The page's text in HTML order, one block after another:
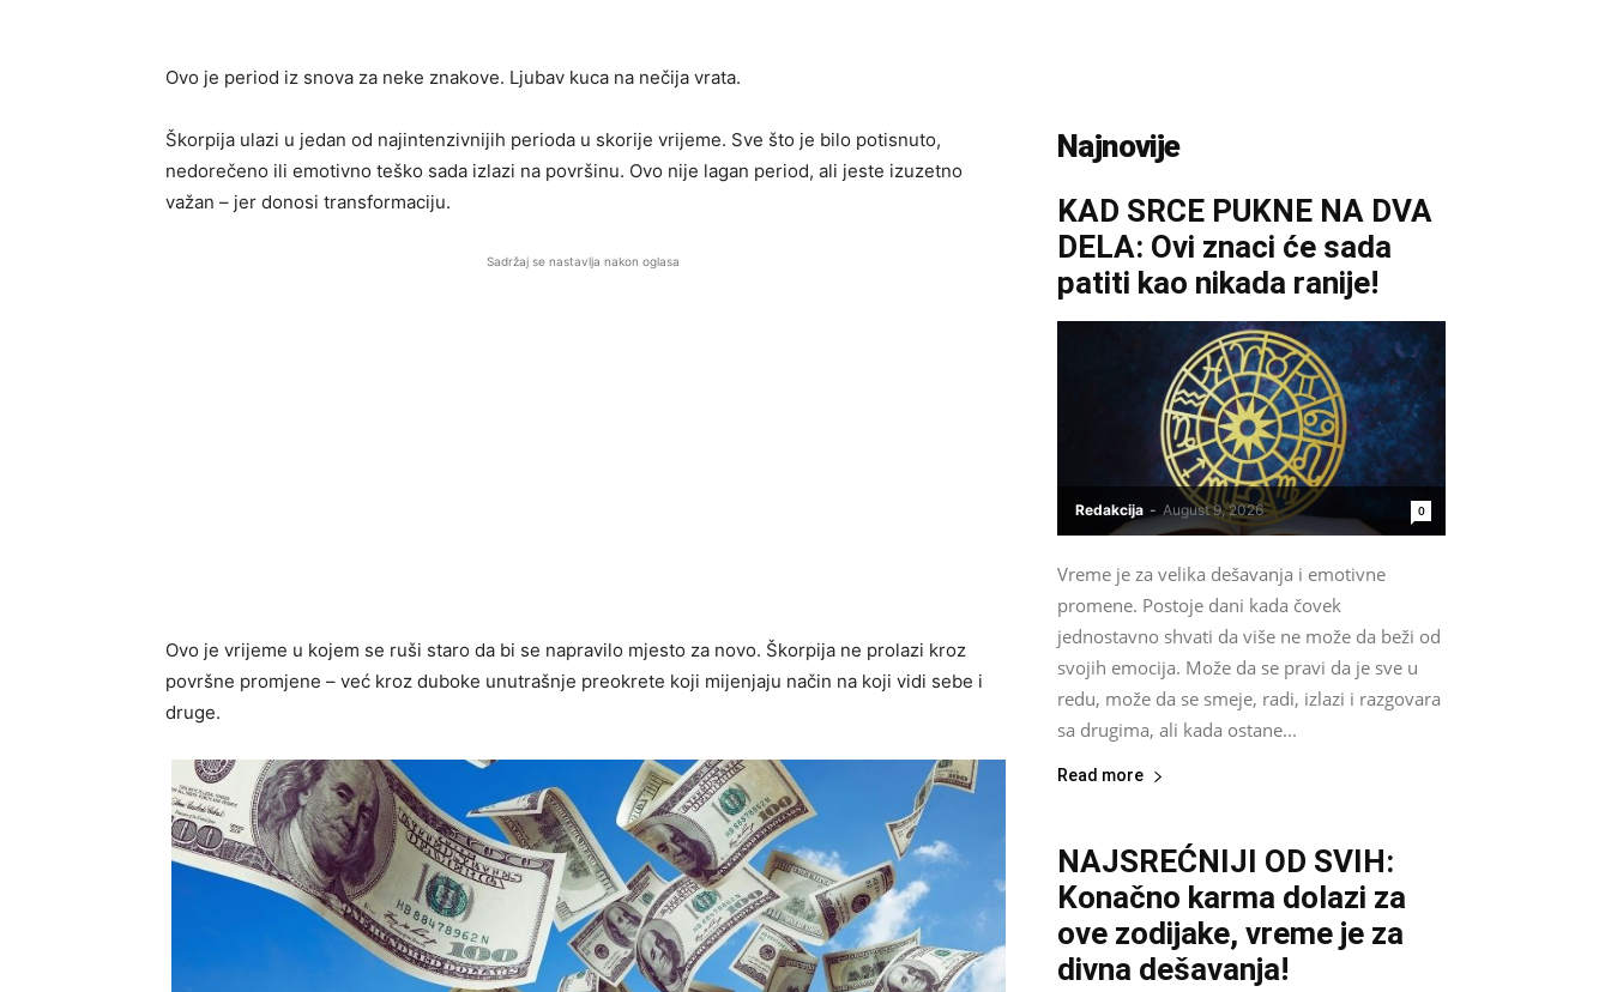
Ovo je period iz snova za neke znakove. Ljubav kuca na nečija vrata.
Škorpija ulazi u jedan od najintenzivnijih perioda u skorije vrijeme. Sve što je bilo potisnuto,
nedorečeno ili emotivno teško sada izlazi na površinu. Ovo nije lagan period, ali jeste izuzetno
važan – jer donosi transformaciju.
Sadržaj se nastavlja nakon oglasa
Ovo je vrijeme u kojem se ruši staro da bi se napravilo mjesto za novo. Škorpija ne prolazi kroz
površne promjene – već kroz duboke unutrašnje preokrete koji mijenjaju način na koji vidi sebe i
druge.
Najnovije
KAD SRCE PUKNE NA DVA
DELA: Ovi znaci će sada
patiti kao nikada ranije!
Redakcija - August 9, 2026 0
Vreme je za velika dešavanja i emotivne
promene. Postoje dani kada čovek
jednostavno shvati da više ne može da beži od
svojih emocija. Može da se pravi da je sve u
redu, može da se smeje, radi, izlazi i razgovara
sa drugima, ali kada ostane...
Read more
NAJSREĆNIJI OD SVIH:
Konačno karma dolazi za
ove zodijake, vreme je za
divna dešavanja!